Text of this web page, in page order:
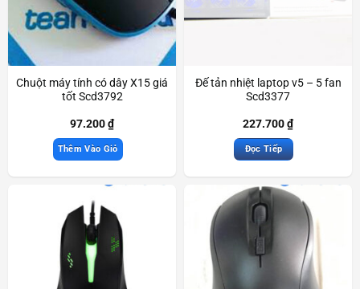
Chuột máy tính có dây X15 giá
tốt Scd3792
97.200₫
Thêm Vào Giỏ
Đế tản nhiệt laptop v5 – 5 fan
Scd3377
227.700₫
Đọc Tiếp